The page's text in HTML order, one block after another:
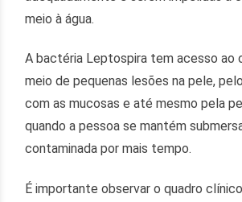
meio à água.
A bactéria Leptospira tem acesso ao
meio de pequenas lesões na pele,
com as mucosas e até mesmo pela
quando a pessoa se mantém
contaminada por mais tempo.
É importante observar o quadro